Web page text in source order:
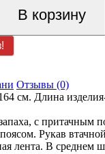
Отзывы (0)
см. Длина
с притачным
Рукав
лента. В среднем